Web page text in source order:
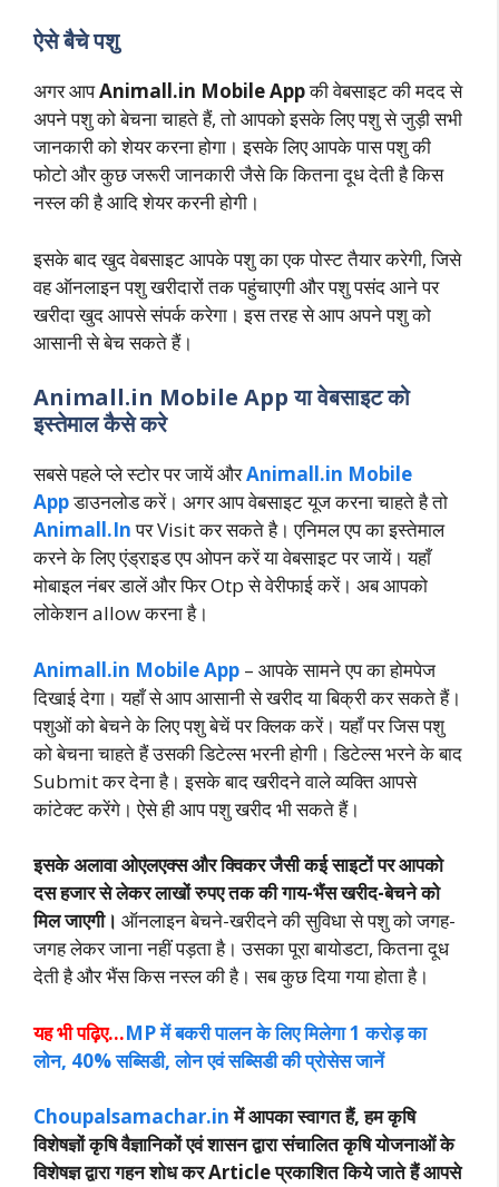
ऐसे बैचे पशु
अगर आपAnimall.in Mobile Appकी वेबसाइट की मदद से
अपने पशु को बेचना चाहते हैं, तो आपको इसके लिए पशु से जुड़ी सभी
जानकारी को शेयर करना होगा। इसके लिए आपके पास पशु की
फोटो और कुछ जरूरी जानकारी जैसे कि कितना दूध देती है किस
नस्ल की है आदि शेयर करनी होगी।
इसके बाद खुद वेबसाइट आपके पशु का एक पोस्ट तैयार करेगी, जिसे
वह ऑनलाइन पशु खरीदारों तक पहुंचाएगी और पशु पसंद आने पर
खरीदा खुद आपसे संपर्क करेगा। इस तरह से आप अपने पशु को
आसानी से बेच सकते हैं।
Animall.in Mobile App या वेबसाइट को
इस्तेमाल कैसे करे
सबसे पहले प्ले स्टोर पर जायें औरAnimall.in Mobile
Appडाउनलोड करें। अगर आप वेबसाइट यूज करना चाहते है तो
Animall.Inपर Visit कर सकते है। एनिमल एप का इस्तेमाल
करने के लिए एंड्राइड एप ओपन करें या वेबसाइट पर जायें। यहाँ
मोबाइल नंबर डालें और फिर Otp से वेरीफाई करें। अब आपको
लोकेशन allow करना है।
Animall.in Mobile App – आपके सामने एप का होमपेज
दिखाई देगा। यहाँ से आप आसानी से खरीद या बिक्री कर सकते हैं।
पशुओं को बेचने के लिए पशु बेचें पर क्लिक करें। यहाँ पर जिस पशु
को बेचना चाहते हैं उसकी डिटेल्स भरनी होगी। डिटेल्स भरने के बाद
Submit कर देना है। इसके बाद खरीदने वाले व्यक्ति आपसे
कांटेक्ट करेंगे। ऐसे ही आप पशु खरीद भी सकते हैं।
इसके अलावा ओएलएक्स और क्विकर जैसी कई साइटों पर आपको
दस हजार से लेकर लाखों रुपए तक की गाय-भैंस खरीद-बेचने को
मिल जाएगी। ऑनलाइन बेचने-खरीदने की सुविधा से पशु को जगह-
जगह लेकर जाना नहीं पड़ता है। उसका पूरा बायोडटा, कितना दूध
देती है और भैंस किस नस्ल की है। सब कुछ दिया गया होता है।
यह भी पढ़िए…MP में बकरी पालन के लिए मिलेगा 1 करोड़ का
लोन, 40% सब्सिडी, लोन एवं सब्सिडी की प्रोसेस जानें
Choupalsamachar.inमें आपका स्वागत हैं, हम कृषि
विशेषज्ञों कृषि वैज्ञानिकों एवं शासन द्वारा संचालित कृषि योजनाओं के
विशेषज्ञ द्वारा गहन शोध कर Article प्रकाशित किये जाते हैं आपसे